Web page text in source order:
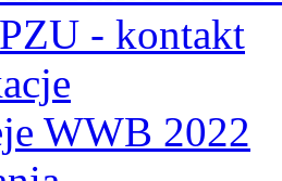
- kontakt
WWB 2022